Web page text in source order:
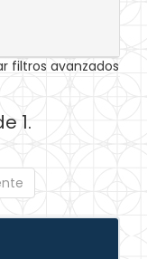
filtros avanzados
1.